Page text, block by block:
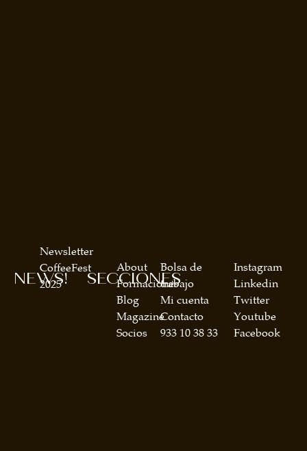
SECCIONES
About
Formaciones
Blog
Magazine
Socios
Bolsa de
trabajo
Mi cuenta
Contacto
933 10 38 33
NEWS!
Newsletter
CoffeeFest
2025
Instagram
Linkedin
Twitter
Youtube
Facebook